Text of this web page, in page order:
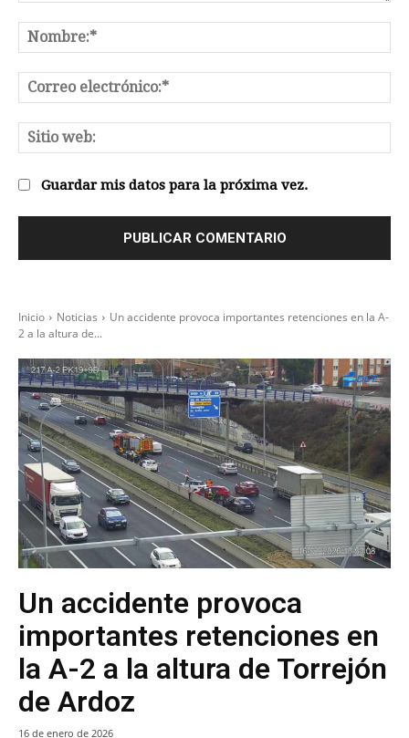
Guardar mis datos para la próxima vez.